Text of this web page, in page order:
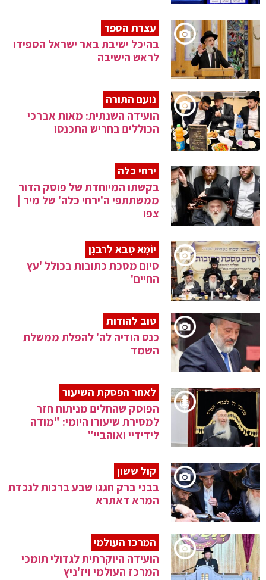
עצרת הספד
בהיכל ישיבת באר ישראל הספידו
לראש הישיבה
נועם התורה
הועידה השנתית: מאות אברכי
הכוללים בחריש התכנסו
ירחי כלה
בקשתו המיוחדת של פוסק הדור
ממשתתפי ה'ירחי כלה' של מיר |
צפו
יוֹמָא טָבָא לְרַבָּנָן
סיום מסכת כתובות בכולל 'עץ
החיים'
טוב להודות
כנס הודיה לה' להפלת ממשלת
השמד
לאחר הפסקת השיעור
הפוסק שהחלים מניתוח חזר
למסירת שיעורו היומי: "מודה
לידידיי ואוהביי"
קול ששון
בבני ברק חגגו שבע ברכות לנכדת
המרא דאתרא
המרכז העולמי
הועידה היוקרתית לגדולי תומכי
המרכז העולמי ויז'ניץ